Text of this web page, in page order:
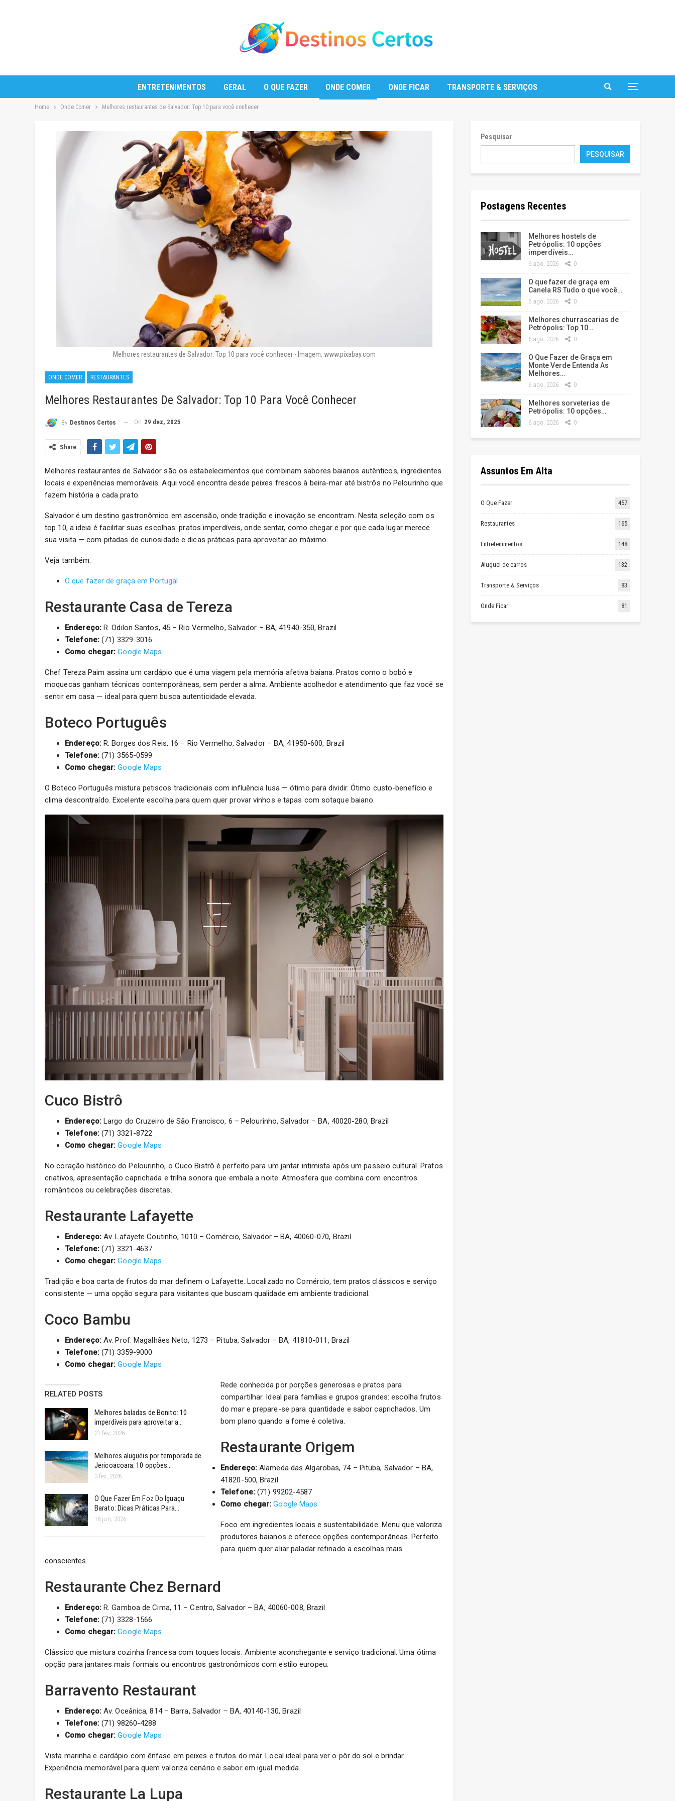
ENTRETENIMENTOS GERAL O QUE FAZER ONDE COMER ONDE FICAR TRANSPORTE & SERVIÇOS
Home Onde Comer Melhores restaurantes de Salvador: Top 10 para você conhecer
Melhores restaurantes de Salvador: Top 10 para você conhecer - Imagem: www.pixabay.com
ONDE COMER RESTAURANTES
Melhores Restaurantes De Salvador: Top 10 Para Você Conhecer
By Destinos Certos On 29 dez, 2025
Share
Melhores restaurantes de Salvador são os estabelecimentos que combinam sabores baianos autênticos, ingredientes
locais e experiências memoráveis. Aqui você encontra desde peixes frescos à beira-mar até bistrôs no Pelourinho que
fazem história a cada prato.
Salvador é um destino gastronômico em ascensão, onde tradição e inovação se encontram. Nesta seleção com os
top 10, a ideia é facilitar suas escolhas: pratos imperdíveis, onde sentar, como chegar e por que cada lugar merece
sua visita — com pitadas de curiosidade e dicas práticas para aproveitar ao máximo.
Veja também:
O que fazer de graça em Portugal
Restaurante Casa de Tereza
Endereço:R. Odilon Santos, 45 – Rio Vermelho, Salvador – BA, 41940-350, Brazil
Telefone:(71) 3329-3016
Como chegar: Google Maps
Chef Tereza Paim assina um cardápio que é uma viagem pela memória afetiva baiana. Pratos como o bobó e
moquecas ganham técnicas contemporâneas, sem perder a alma. Ambiente acolhedor e atendimento que faz você se
sentir em casa — ideal para quem busca autenticidade elevada.
Boteco Português
Endereço:R. Borges dos Reis, 16 – Rio Vermelho, Salvador – BA, 41950-600, Brazil
Telefone:(71) 3565-0599
Como chegar: Google Maps
O Boteco Português mistura petiscos tradicionais com influência lusa — ótimo para dividir. Ótimo custo-benefício e
clima descontraído. Excelente escolha para quem quer provar vinhos e tapas com sotaque baiano.
Cuco Bistrô
Endereço:Largo do Cruzeiro de São Francisco, 6 – Pelourinho, Salvador – BA, 40020-280, Brazil
Telefone:(71) 3321-8722
Como chegar: Google Maps
No coração histórico do Pelourinho, o Cuco Bistrô é perfeito para um jantar intimista após um passeio cultural. Pratos
criativos, apresentação caprichada e trilha sonora que embala a noite. Atmosfera que combina com encontros
românticos ou celebrações discretas.
Restaurante Lafayette
Endereço:Av. Lafayete Coutinho, 1010 – Comércio, Salvador – BA, 40060-070, Brazil
Telefone:(71) 3321-4637
Como chegar: Google Maps
Tradição e boa carta de frutos do mar definem o Lafayette. Localizado no Comércio, tem pratos clássicos e serviço
consistente — uma opção segura para visitantes que buscam qualidade em ambiente tradicional.
Coco Bambu
Endereço:Av. Prof. Magalhães Neto, 1273 – Pituba, Salvador – BA, 41810-011, Brazil
Telefone:(71) 3359-9000
Como chegar: Google Maps
RELATED POSTS
Melhores baladas de Bonito: 10
imperdíveis para aproveitar a…
21 fev, 2026
Melhores aluguéis por temporada de
Jericoacoara: 10 opções…
3 fev, 2026
O Que Fazer Em Foz Do Iguaçu
Barato: Dicas Práticas Para…
18 jun, 2026
Rede conhecida por porções generosas e pratos para
compartilhar. Ideal para famílias e grupos grandes: escolha frutos
do mar e prepare-se para quantidade e sabor caprichados. Um
bom plano quando a fome é coletiva.
Restaurante Origem
Endereço:Alameda das Algarobas, 74 – Pituba, Salvador – BA,
41820-500, Brazil
Telefone:(71) 99202-4587
Como chegar: Google Maps
Foco em ingredientes locais e sustentabilidade. Menu que valoriza
produtores baianos e oferece opções contemporâneas. Perfeito
para quem quer aliar paladar refinado a escolhas mais
conscientes.
Restaurante Chez Bernard
Endereço:R. Gamboa de Cima, 11 – Centro, Salvador – BA, 40060-008, Brazil
Telefone:(71) 3328-1566
Como chegar: Google Maps
Clássico que mistura cozinha francesa com toques locais. Ambiente aconchegante e serviço tradicional. Uma ótima
opção para jantares mais formais ou encontros gastronômicos com estilo europeu.
Barravento Restaurant
Endereço:Av. Oceânica, 814 – Barra, Salvador – BA, 40140-130, Brazil
Telefone:(71) 98260-4288
Como chegar: Google Maps
Vista marinha e cardápio com ênfase em peixes e frutos do mar. Local ideal para ver o pôr do sol e brindar.
Experiência memorável para quem valoriza cenário e sabor em igual medida.
Restaurante La Lupa
Pesquisar
PESQUISAR
Postagens Recentes
Melhores hostels de
Petrópolis: 10 opções
imperdíveis…
6 ago, 2026 0
O que fazer de graça em
Canela RS Tudo o que você…
6 ago, 2026 0
Melhores churrascarias de
Petrópolis: Top 10…
6 ago, 2026 0
O Que Fazer de Graça em
Monte Verde Entenda As
Melhores…
6 ago, 2026 0
Melhores sorveterias de
Petrópolis: 10 opções…
6 ago, 2026 0
Assuntos Em Alta
O Que Fazer 457
Restaurantes 165
Entretenimentos 148
Aluguel de carros 132
Transporte & Serviços 83
Onde Ficar 81